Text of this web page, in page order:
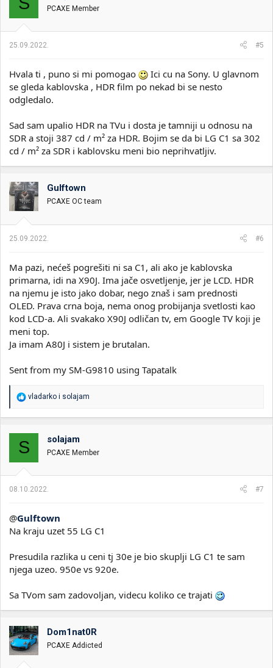
a
n
:
PCAXE Member
25.09.2022. #5
Hvala ti , puno si mi pomogao
Ici cu na Sony. U glavnom
se gleda kablovska , HDR film po nekad bi se nesto
odgledalo.
Sad sam upalio HDR na TVu i dosta je tamniji u odnosu na
SDR a stoji 387 cd / m² za HDR. Bojim se da bi LG C1 sa 302
cd / m² za SDR i kablovsku meni bio neprihvatljiv.
Gulftown
PCAXE OC team
25.09.2022. #6
Ma pazi, nećeš pogrešiti ni sa C1, ali ako je kablovska
primarna, idi na X90J. Ima jače osvetljenje, jer je LCD. HDR
na njemu je isto jako dobar, nego znaš i sam prednosti
OLED. Prava crna boja, nema onog probijanja svetlosti kao
kod LCD-a. Ali svakako X90J odličan tv, em Google TV koji je
meni top.
Ja imam A80J i sistem je brutalan.
Sent from my SM-G9810 using Tapatalk
R
a
o
v
a
n
:
vladarko i solajam
S solajam
PCAXE Member
08.10.2022. #7
@Gulftown
Na kraju uzet 55 LG C1
Presudila razlika u ceni tj 30e je bio skuplji LG C1 te sam
njega uzeo. 950e vs 920e.
Sa TVom sam zadovoljan, videcu koliko ce trajati
Dom1nat0R
PCAXE Addicted